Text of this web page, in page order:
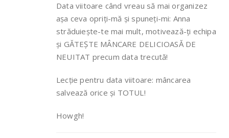
Data viitoare când vreau să mai organizez
așa ceva opriți-mă și spuneți-mi: Anna
străduiește-te mai mult, motivează-ți echipa
și GĂTEȘTE MÂNCARE DELICIOASĂ DE
NEUITAT precum data trecută!
Lecție pentru data viitoare: mâncarea
salvează orice și TOTUL!
Howgh!